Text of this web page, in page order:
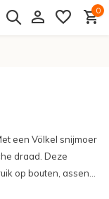
0
een Völkel snijmoer
draad. Deze
op bouten, assen...